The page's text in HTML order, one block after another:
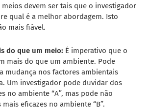
devem ser tais que o investigador
qual é a melhor abordagem. Isto
mais fiável.
do que um meio: É imperativo que o
mais do que um ambiente. Pode
mudança nos factores ambientais
Um investigador pode duvidar dos
no ambiente “A”, mas pode não
eficazes no ambiente “B”.